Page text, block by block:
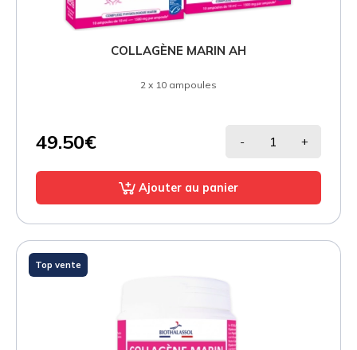
COLLAGÈNE MARIN AH
2 x 10 ampoules
49.50€ - +
Ajouter au panier
Top vente